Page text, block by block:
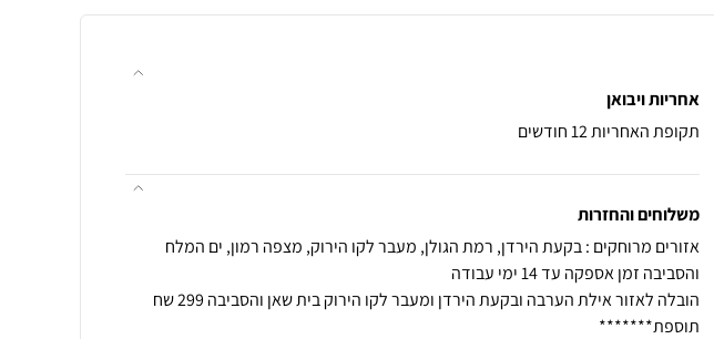
אחריות ויבואן
תקופת האחריות 12 חודשים
משלוחים והחזרות
הובלה לאזור אילת הערבה ובקעת הירדן ומעבר לקו הירוק בית שאן והסביבה 299 שח
תוספת*******